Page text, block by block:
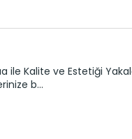
Kalite ve Estetiği
b...